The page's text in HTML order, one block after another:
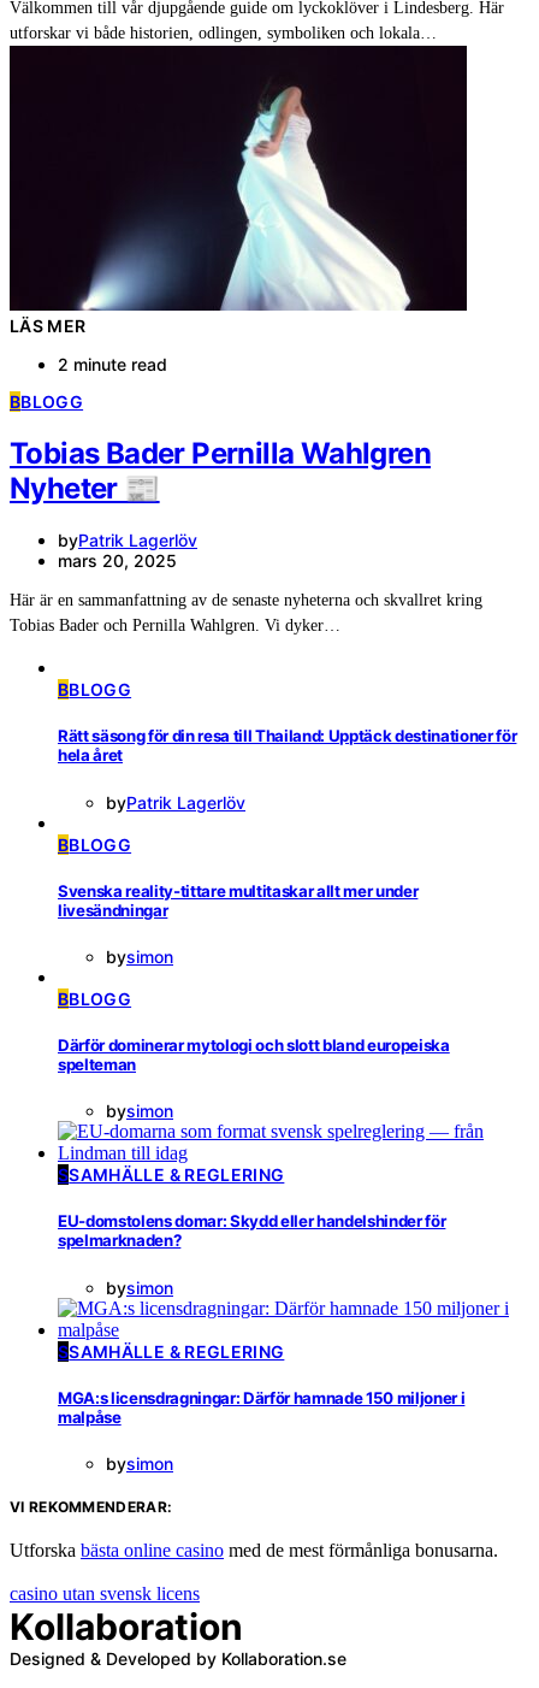
Välkommen till vår djupgående guide om lyckoklöver i Lindesberg. Här
utforskar vi både historien, odlingen, symboliken och lokala…
LÄS MER
2 minute read
BBLOGG
Tobias Bader Pernilla Wahlgren
Nyheter 📰
byPatrik Lagerlöv
mars 20, 2025
Här är en sammanfattning av de senaste nyheterna och skvallret kring
Tobias Bader och Pernilla Wahlgren. Vi dyker…
BBLOGG
Rätt säsong för din resa till Thailand: Upptäck destinationer för
hela året
byPatrik Lagerlöv
BBLOGG
Svenska reality-tittare multitaskar allt mer under
livesändningar
bysimon
BBLOGG
Därför dominerar mytologi och slott bland europeiska
spelteman
bysimon
SSAMHÄLLE & REGLERING
EU-domstolens domar: Skydd eller handelshinder för
spelmarknaden?
bysimon
SSAMHÄLLE & REGLERING
MGA:s licensdragningar: Därför hamnade 150 miljoner i
malpåse
bysimon
VI REKOMMENDERAR:
Utforska bästa online casino med de mest förmånliga bonusarna.
casino utan svensk licens
Kollaboration
Designed & Developed by Kollaboration.se